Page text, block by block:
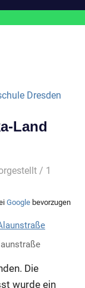
Land
/ 1
Google bevorzugen
Die
wurde ein